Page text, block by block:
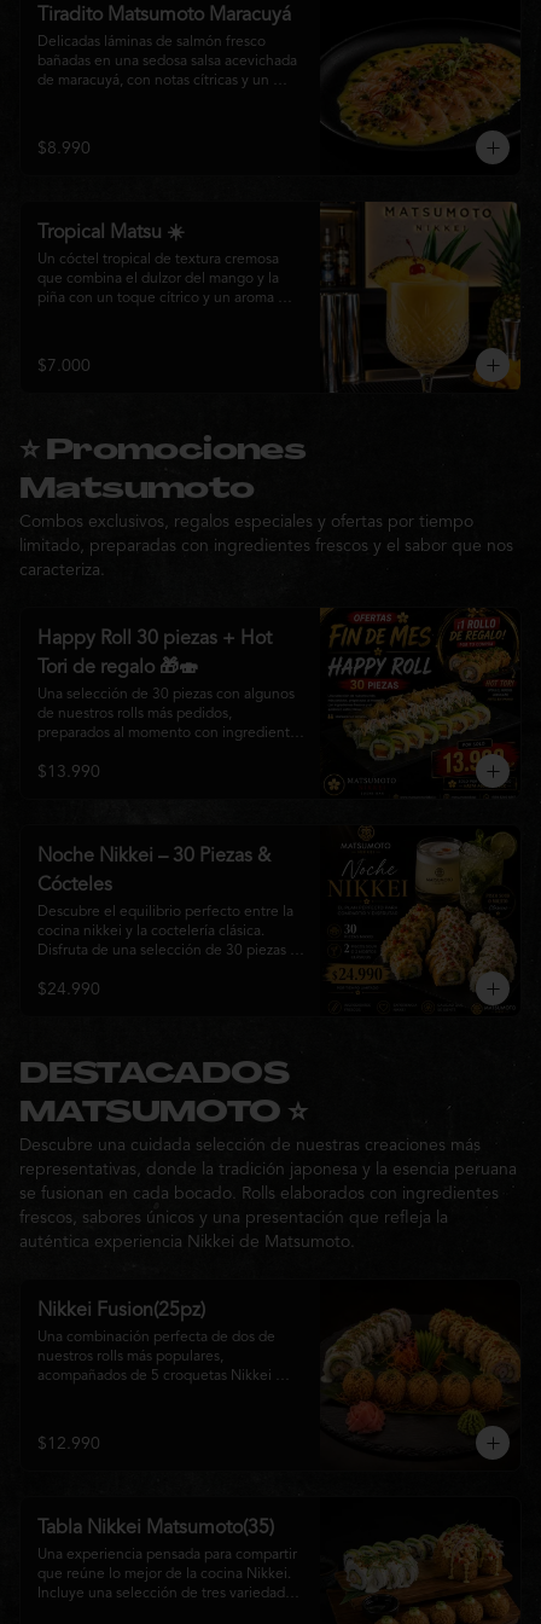
Tiradito Matsumoto Maracuyá
Delicadas láminas de salmón fresco
bañadas en una sedosa salsa acevichada
de maracuyá, con notas cítricas y un
de ají rojo, aceite de cilantro, brotes
frescos y pimienta recién molida. Un
$8.990
Tropical Matsu ☀️
Un cóctel tropical de textura cremosa
que combina el dulzor del mango y la
piña con un toque cítrico y un aroma
nikkei de Matsumoto.
$7.000
⭐ Promociones
Matsumoto
Combos exclusivos, regalos especiales y ofertas por tiempo
limitado, preparadas con ingredientes frescos y el sabor que nos
caracteriza.
Happy Roll 30 piezas + Hot
Tori de regalo 🎁🍣
Una selección de 30 piezas con algunos
de nuestros rolls más pedidos,
preparados al momento con ingredientes
Matsumoto Nikkei. Una promoción
Incluye un Hot Tori de regalo (10 piezas):
crema y cebollín, frito en panko hasta
obtener un dorado perfecto y una
textura irresistible.
$13.990
Noche Nikkei – 30 Piezas &
Cócteles
Descubre el equilibrio perfecto entre la
cocina nikkei y la coctelería clásica.
Disfruta de una selección de 30 piezas
frescos, acompañadas de 2 Pisco Sour o
a Matsumoto Nikkei.
Ideal para: una cita, una salida con
amigos o una noche especial llena de
sabor y buena compañía.
$24.990
DESTACADOS
MATSUMOTO ⭐
Descubre una cuidada selección de nuestras creaciones más
representativas, donde la tradición japonesa y la esencia peruana
se fusionan en cada bocado. Rolls elaborados con ingredientes
frescos, sabores únicos y una presentación que refleja la
auténtica experiencia Nikkei de Matsumoto.
Nikkei Fusion(25pz)
Una combinación perfecta de dos de
nuestros rolls más populares,
acompañados de 5 croquetas Nikkei
cremosa salsa de la casa. Una tabla que
reúne diferentes texturas y sabores, ideal
$12.990
Tabla Nikkei Matsumoto(35)
Una experiencia pensada para compartir
que reúne lo mejor de la cocina Nikkei.
Incluye una selección de tres variedades